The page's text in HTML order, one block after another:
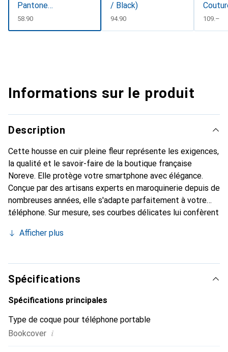
Pantone
#d50032 )
CHF
58.90
/ Black)
CHF
94.90 CHF
109.–
Informations sur le produit
Description
Cette housse en cuir pleine fleur représente les exigences,
la qualité et le savoir-faire de la boutique française
Noreve. Elle protège votre smartphone avec élégance.
Conçue par des artisans experts en maroquinerie depuis de
nombreuses années, elle s'adapte parfaitement à votre
téléphone. Sur mesure, ses courbes délicates lui confèrent
et indispensable pour votre smartphone. Reconnaître
marque Noreve est un choix sûr pour une clientèle
exigeante.
Afficher plus
Spécifications
Spécifications principales
Type de coque pour téléphone portable
Bookcover i